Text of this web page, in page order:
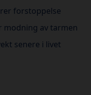
forstoppelse
modning av tarmen
senere i livet